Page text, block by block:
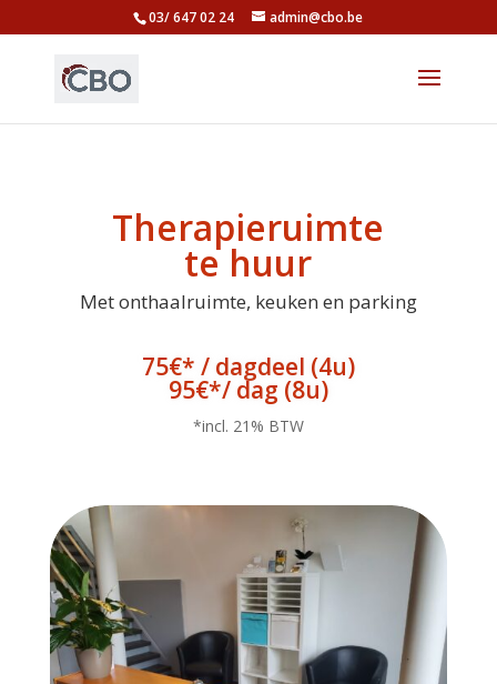
03/ 647 02 24 admin@cbo.be
Therapieruimte
te huur
Met onthaalruimte, keuken en parking
75€* / dagdeel (4u)
95€*/ dag (8u)
*incl. 21% BTW